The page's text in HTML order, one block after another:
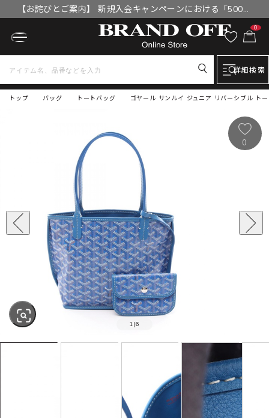
【お詫びとご案内】 新規入会キャンペーンにおける「500円
OFFクーポン」付与漏れと補填について
0
詳細検索
トップ ゴヤール サンルイ ジュニア リバーシブル ト
バッグ トートバッグ
SOLD OUT
1 |6
0